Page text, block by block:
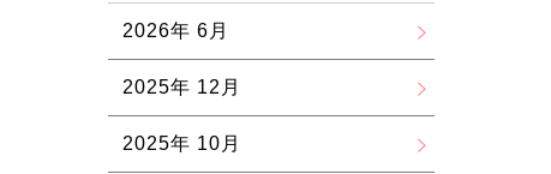
2026年 6月
2025年 12月
2025年 10月